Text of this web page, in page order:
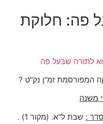
פה: חלוקת
לתורה שבעל פה
המפורסמת זמ"ן נק"ט ?
משנה
: שבת ל"א. (מקור 1) .